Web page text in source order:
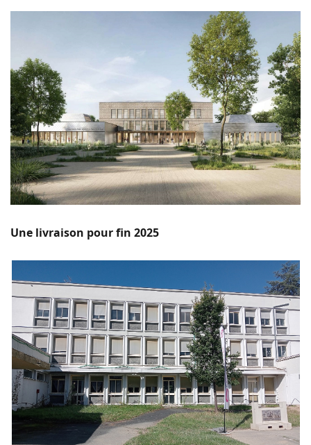
Une livraison pour fin 2025